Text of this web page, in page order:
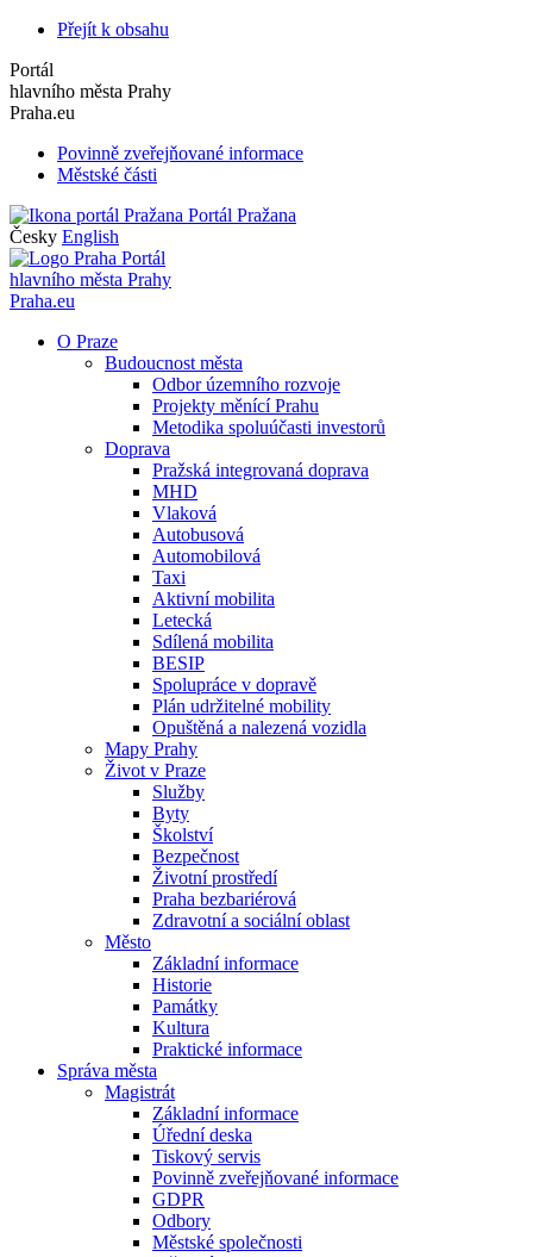
Přejít k obsahu
Portál
hlavního města Prahy
Praha.eu
Povinně zveřejňované informace
Městské části
Portál Pražana
Česky English
Portál
hlavního města Prahy
Praha.eu
O Praze
Budoucnost města
Odbor územního rozvoje
Projekty měnící Prahu
Metodika spoluúčasti investorů
Doprava
Pražská integrovaná doprava
MHD
Vlaková
Autobusová
Automobilová
Taxi
Aktivní mobilita
Letecká
Sdílená mobilita
BESIP
Spolupráce v dopravě
Plán udržitelné mobility
Opuštěná a nalezená vozidla
Mapy Prahy
Život v Praze
Služby
Byty
Školství
Bezpečnost
Životní prostředí
Praha bezbariérová
Zdravotní a sociální oblast
Město
Základní informace
Historie
Památky
Kultura
Praktické informace
Správa města
Magistrát
Základní informace
Úřední deska
Tiskový servis
Povinně zveřejňované informace
GDPR
Odbory
Městské společnosti